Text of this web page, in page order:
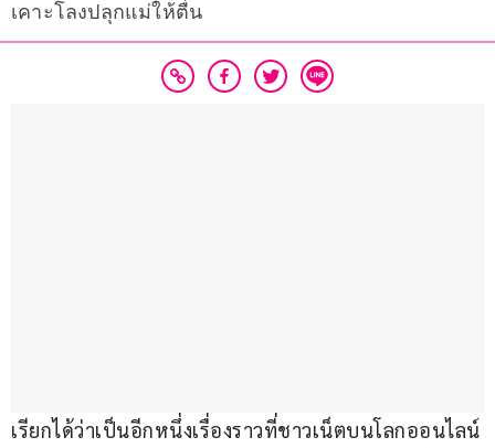
เคาะโลงปลุกแม่ให้ตื่น
เรียกได้ว่าเป็นอีกหนึ่งเรื่องราวที่ชาวเน็ตบนโลกออนไลน์